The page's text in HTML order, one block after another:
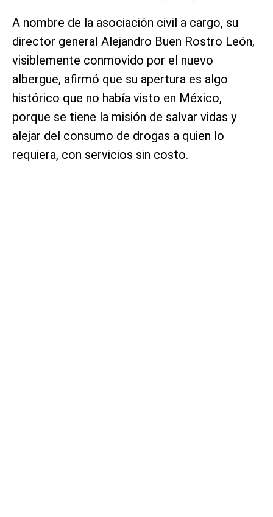
A nombre de la asociación civil a cargo, su
director general Alejandro Buen Rostro León,
visiblemente conmovido por el nuevo
albergue, afirmó que su apertura es algo
histórico que no había visto en México,
porque se tiene la misión de salvar vidas y
alejar del consumo de drogas a quien lo
requiera, con servicios sin costo.